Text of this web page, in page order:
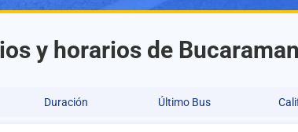
y horarios de
Duración Último Bus